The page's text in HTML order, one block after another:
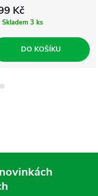
Kč
Skladem 3 ks
DO KOŠÍKU